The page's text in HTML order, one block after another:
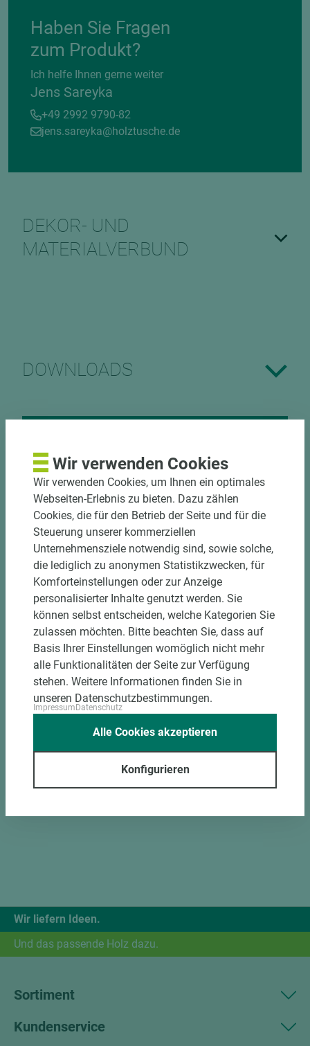
Haben Sie Fragen
zum Produkt?
Ich helfe Ihnen gerne weiter
Jens Sareyka
+49 2992 9790-82
jens.sareyka@holztusche.de
DEKOR- UND
MATERIALVERBUND
DOWNLOADS
Nutzen Sie unseren
Zuschnittservice
Bekantungsfähiger Fixmaßzuschnitt maßhaltig
und winkelgenau
Hohe und präzise Leistung durch
halbautomatische Beschickung
Einzelteiletikettierung auf Wunsch möglich
Materialschonende und kundengerechte
Verpackung der Fixmaße
Jetzt Zuschnitt anfragen
Wir liefern Ideen.
Und das passende Holz dazu.
Sortiment
Kundenservice
Wir verwenden Cookies
Wir verwenden Cookies, um Ihnen ein optimales
Webseiten-Erlebnis zu bieten. Dazu zählen
Cookies, die für den Betrieb der Seite und für die
Steuerung unserer kommerziellen
Unternehmensziele notwendig sind, sowie solche,
die lediglich zu anonymen Statistikzwecken, für
Komforteinstellungen oder zur Anzeige
personalisierter Inhalte genutzt werden. Sie
können selbst entscheiden, welche Kategorien Sie
zulassen möchten. Bitte beachten Sie, dass auf
Basis Ihrer Einstellungen womöglich nicht mehr
alle Funktionalitäten der Seite zur Verfügung
stehen. Weitere Informationen finden Sie in
unseren Datenschutzbestimmungen.
ImpressumDatenschutz
Konfigurieren
Alle Cookies akzeptieren